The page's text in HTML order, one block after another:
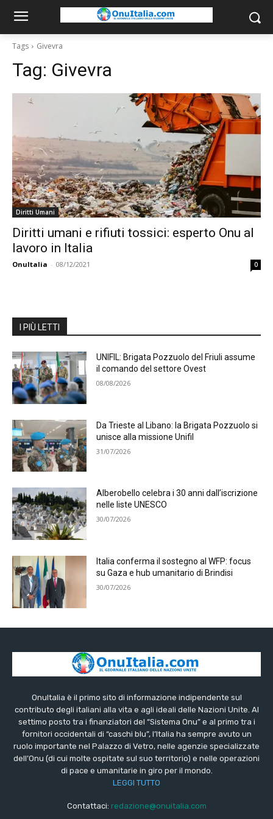
Tags Givevra
Tag: Givevra
Diritti Umani
Diritti umani e rifiuti tossici: esperto Onu al
lavoro in Italia
OnuItalia - 08/12/2021 0
I PIÙ LETTI
UNIFIL: Brigata Pozzuolo del Friuli assume
il comando del settore Ovest
08/08/2026
Da Trieste al Libano: la Brigata Pozzuolo si
unisce alla missione Unifil
31/07/2026
Alberobello celebra i 30 anni dall’iscrizione
nelle liste UNESCO
30/07/2026
Italia conferma il sostegno al WFP: focus
su Gaza e hub umanitario di Brindisi
30/07/2026
OnuItalia è il primo sito di informazione indipendente sul
contributo degli italiani alla vita e agli ideali delle Nazioni Unite. Al
settimo posto tra i finanziatori del “Sistema Onu” e al primo tra i
fornitori occidentali di “caschi blu”, l’Italia ha sempre avuto un
ruolo importante nel Palazzo di Vetro, nelle agenzie specializzate
dell’Onu (di cui molte ospitate sul suo territorio) e nelle operazioni
di pace e umanitarie in giro per il mondo.
LEGGI TUTTO
Contattaci: redazione@onuitalia.com